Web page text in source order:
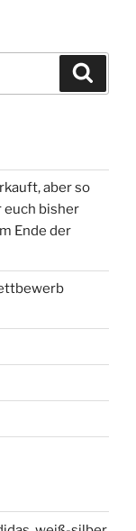
aber so
euch bisher
Ende der